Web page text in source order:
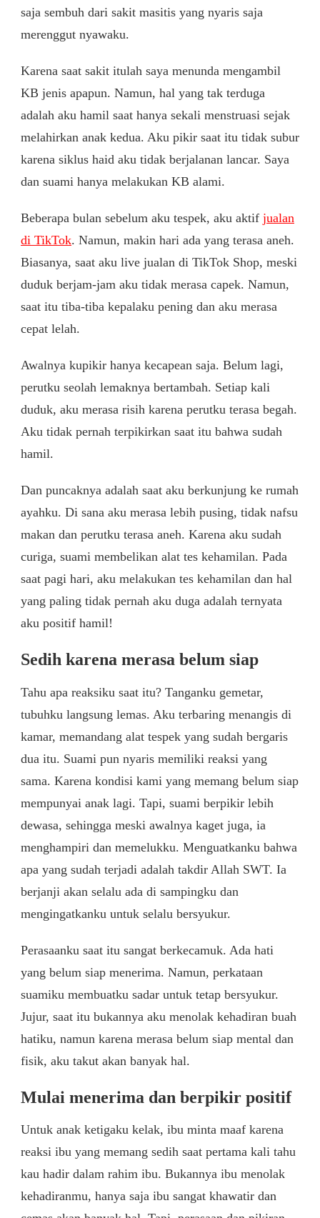
saja sembuh dari sakit masitis yang nyaris saja
merenggut nyawaku.
Karena saat sakit itulah saya menunda mengambil
KB jenis apapun. Namun, hal yang tak terduga
adalah aku hamil saat hanya sekali menstruasi sejak
melahirkan anak kedua. Aku pikir saat itu tidak subur
karena siklus haid aku tidak berjalanan lancar. Saya
dan suami hanya melakukan KB alami.
Beberapa bulan sebelum aku tespek, aku aktif jualan
di TikTok. Namun, makin hari ada yang terasa aneh.
Biasanya, saat aku live jualan di TikTok Shop, meski
duduk berjam-jam aku tidak merasa capek. Namun,
saat itu tiba-tiba kepalaku pening dan aku merasa
cepat lelah.
Awalnya kupikir hanya kecapean saja. Belum lagi,
perutku seolah lemaknya bertambah. Setiap kali
duduk, aku merasa risih karena perutku terasa begah.
Aku tidak pernah terpikirkan saat itu bahwa sudah
hamil.
Dan puncaknya adalah saat aku berkunjung ke rumah
ayahku. Di sana aku merasa lebih pusing, tidak nafsu
makan dan perutku terasa aneh. Karena aku sudah
curiga, suami membelikan alat tes kehamilan. Pada
saat pagi hari, aku melakukan tes kehamilan dan hal
yang paling tidak pernah aku duga adalah ternyata
aku positif hamil!
Sedih karena merasa belum siap
Tahu apa reaksiku saat itu? Tanganku gemetar,
tubuhku langsung lemas. Aku terbaring menangis di
kamar, memandang alat tespek yang sudah bergaris
dua itu. Suami pun nyaris memiliki reaksi yang
sama. Karena kondisi kami yang memang belum siap
mempunyai anak lagi. Tapi, suami berpikir lebih
dewasa, sehingga meski awalnya kaget juga, ia
menghampiri dan memelukku. Menguatkanku bahwa
apa yang sudah terjadi adalah takdir Allah SWT. Ia
berjanji akan selalu ada di sampingku dan
mengingatkanku untuk selalu bersyukur.
Perasaanku saat itu sangat berkecamuk. Ada hati
yang belum siap menerima. Namun, perkataan
suamiku membuatku sadar untuk tetap bersyukur.
Jujur, saat itu bukannya aku menolak kehadiran buah
hatiku, namun karena merasa belum siap mental dan
fisik, aku takut akan banyak hal.
Mulai menerima dan berpikir positif
Untuk anak ketigaku kelak, ibu minta maaf karena
reaksi ibu yang memang sedih saat pertama kali tahu
kau hadir dalam rahim ibu. Bukannya ibu menolak
kehadiranmu, hanya saja ibu sangat khawatir dan